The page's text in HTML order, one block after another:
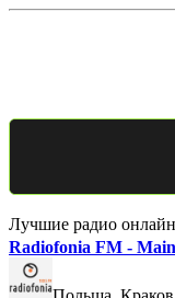
Лучшие радио онлайн
Radiofonia FM - Main